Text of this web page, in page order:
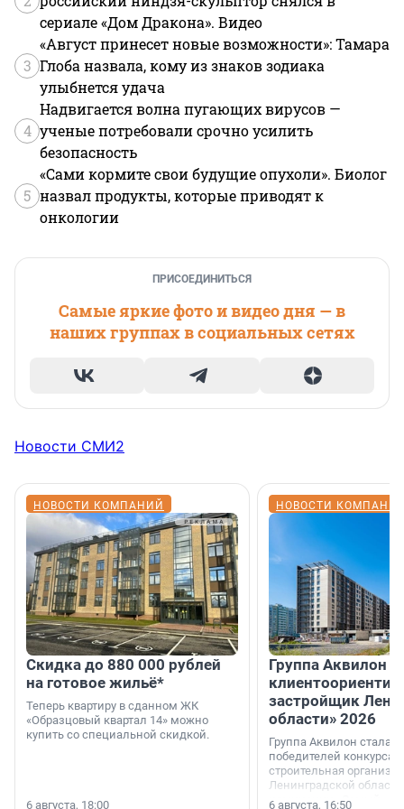
сериале «Дом Дракона». Видео
3
«Август принесет новые возможности»: Тамара
Глоба назвала, кому из знаков зодиака
улыбнется удача
4
Надвигается волна пугающих вирусов —
ученые потребовали срочно усилить
безопасность
5
«Сами кормите свои будущие опухоли». Биолог
назвал продукты, которые приводят к
онкологии
ПРИСОЕДИНИТЬСЯ
Самые яркие фото и видео дня — в
наших группах в социальных сетях
Новости СМИ2
НОВОСТИ КОМПАНИЙ
Скидка до 880 000 рублей
на готовое жильё*
Теперь квартиру в сданном ЖК
«Образцовый квартал 14» можно
купить со специальной скидкой.
6 августа, 18:00
НОВОСТИ
Группа Аквилон
застройщик
области» 2026
Группа Аквилон стала
победителей конкурса
строительная
Ленинградской области
номинации «Самый
6 августа, 16:50